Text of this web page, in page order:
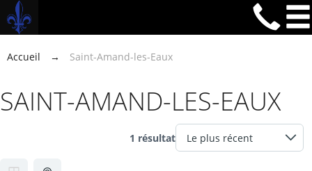
Accueil → Saint-Amand-les-Eaux
SAINT-AMAND-LES-EAUX
1 résultat